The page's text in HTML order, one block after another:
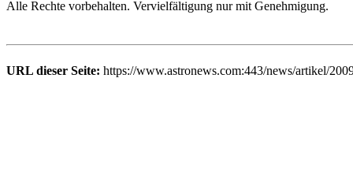
Alle Rechte vorbehalten. Vervielfältigung nur mit Genehmigung.
URL dieser Seite: https://www.astronews.com:443/news/artikel/